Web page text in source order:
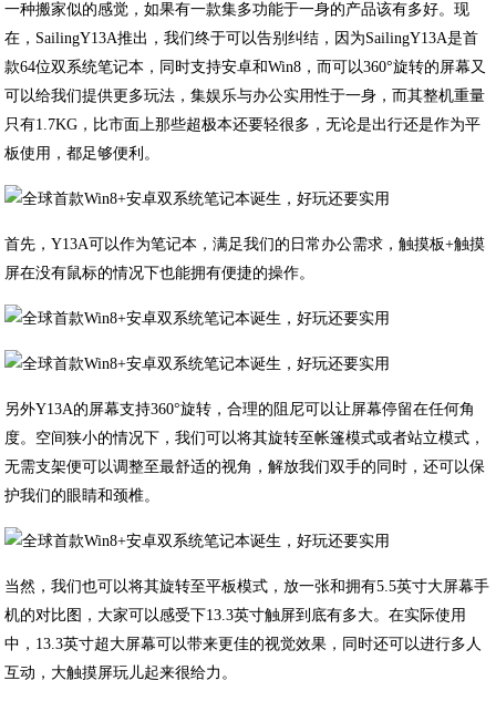
一种搬家似的感觉，如果有一款集多功能于一身的产品该有多好。现
在，SailingY13A推出，我们终于可以告别纠结，因为SailingY13A是首
款64位双系统笔记本，同时支持安卓和Win8，而可以360°旋转的屏幕又
可以给我们提供更多玩法，集娱乐与办公实用性于一身，而其整机重量
只有1.7KG，比市面上那些超极本还要轻很多，无论是出行还是作为平
板使用，都足够便利。
首先，Y13A可以作为笔记本，满足我们的日常办公需求，触摸板+触摸
屏在没有鼠标的情况下也能拥有便捷的操作。
另外Y13A的屏幕支持360°旋转，合理的阻尼可以让屏幕停留在任何角
度。空间狭小的情况下，我们可以将其旋转至帐篷模式或者站立模式，
无需支架便可以调整至最舒适的视角，解放我们双手的同时，还可以保
护我们的眼睛和颈椎。
当然，我们也可以将其旋转至平板模式，放一张和拥有5.5英寸大屏幕手
机的对比图，大家可以感受下13.3英寸触屏到底有多大。在实际使用
中，13.3英寸超大屏幕可以带来更佳的视觉效果，同时还可以进行多人
互动，大触摸屏玩儿起来很给力。